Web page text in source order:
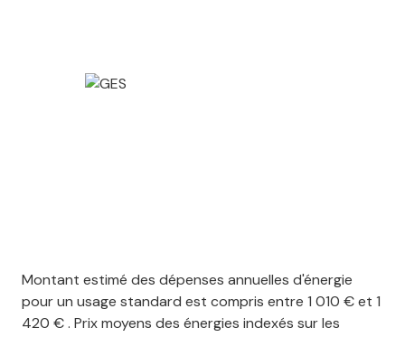
Montant estimé des dépenses annuelles d'énergie
pour un usage standard est compris entre 1 010 € et 1
420 € . Prix moyens des énergies indexés sur les